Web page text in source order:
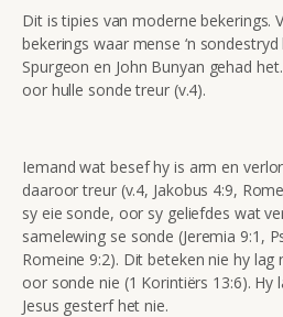
Dit is tipies van moderne bekerings.
bekerings waar mense ‘n
Spurgeon en John Bunyan gehad
oor hulle sonde treur (v.4).
Iemand wat besef hy is arm en
daaroor treur (v.4, Jakobus 4:9,
sy eie sonde, oor sy geliefdes wat
samelewing se sonde (Jeremia 9:1,
Romeine 9:2). Dit beteken nie hy
oor sonde nie (1 Korintiërs 13:6).
Jesus gesterf het nie.